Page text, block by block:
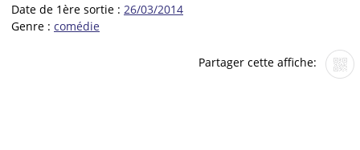
Date de 1ère sortie : 26/03/2014
Genre : comédie
Partager cette affiche: